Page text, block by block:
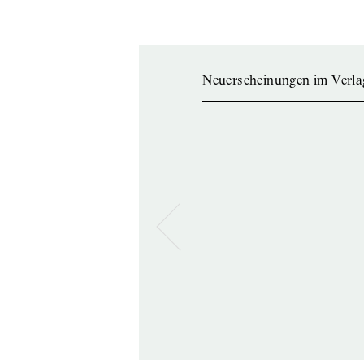
Neuerscheinungen im